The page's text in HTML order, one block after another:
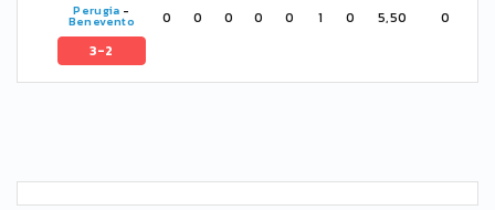
Perugia -
Benevento
3-2
0 0 0 0 0 1 0 5,50 0